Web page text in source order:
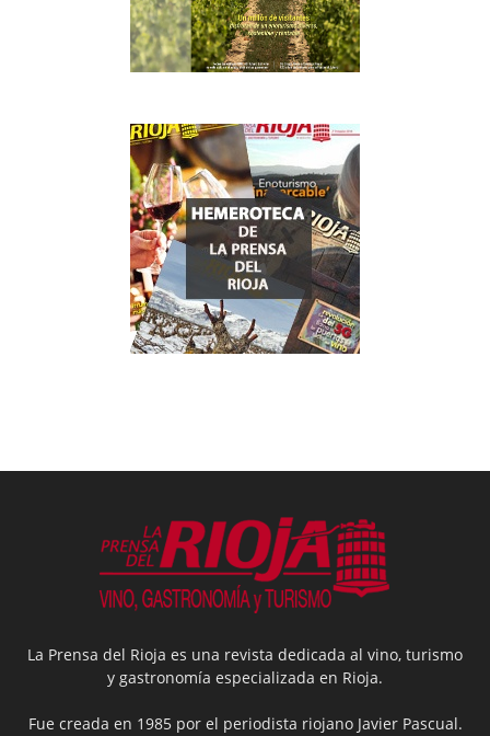
La Prensa del Rioja es una revista dedicada al vino, turismo
y gastronomía especializada en Rioja.
Fue creada en 1985 por el periodista riojano Javier Pascual.